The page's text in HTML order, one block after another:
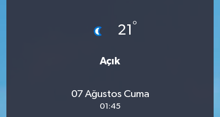
21°
Açık
07 Ağustos Cuma
01:45